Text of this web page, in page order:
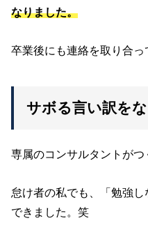
なりました。
卒業後にも連絡を取り合っ
サボる言い訳を
専属のコンサルタントがつ
怠け者の私でも、「勉強
できました。笑